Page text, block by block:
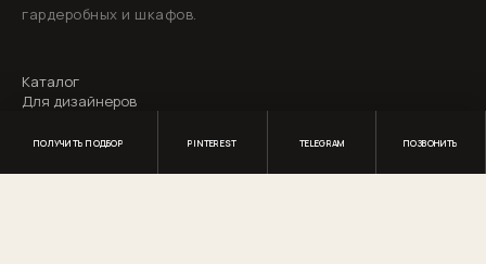
гардеробных и шкафов.
Каталог
Для дизайнеров
Разборы
ПОЛУЧИТЬ ПОДБОР PINTEREST TELEGRAM ПОЗВОНИТЬ